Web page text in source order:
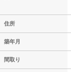
住所
築年月
間取り